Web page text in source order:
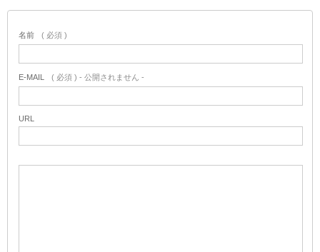
名前 ( 必須 )
E-MAIL ( 必須 ) - 公開されません -
URL